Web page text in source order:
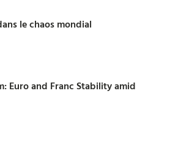
le chaos mondial
Euro and Franc Stability amid